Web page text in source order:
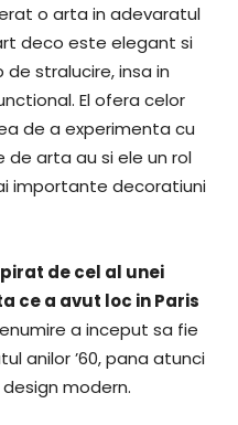
o arta in adevaratul
deco este elegant si
stralucire, insa in
El ofera celor
de a experimenta cu
de arta au si ele un rol
importante decoratiuni
de cel al unei
ce a avut loc in Paris
a inceput sa fie
anilor ’60, pana atunci
modern.